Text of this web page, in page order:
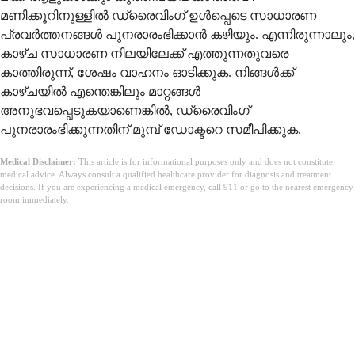
മണിക്കൂറിനുള്ളിൽ ഡ്രൈവിംഗ് ഉൾപ്പെടെ സാധാരണ
പ്രവർത്തനങ്ങൾ പുനരാരംഭിക്കാൻ കഴിയും. എന്നിരുന്നാലും,
കാഴ്ച സാധാരണ നിലയിലേക്ക് എത്തുന്നതുവരെ
കാത്തിരുന്ന്, ശേഷം വാഹനം ഓടിക്കുക. നിങ്ങൾക്ക്
കാഴ്ചയിൽ എന്തെങ്കിലും മാറ്റങ്ങൾ
അനുഭവപ്പെടുകയാണെങ്കിൽ, ഡ്രൈവിംഗ്
പുനരാരംഭിക്കുന്നതിന് മുമ്പ് ഡോക്ടറെ സമീപിക്കുക.
Medical Disclaimer: This article is for informational purposes only and does not constitute
medical advice. Always consult a qualified healthcare provider for diagnosis and treatment
decisions. If you are experiencing a medical emergency, call 911 or go to the nearest emergency
room immediately.